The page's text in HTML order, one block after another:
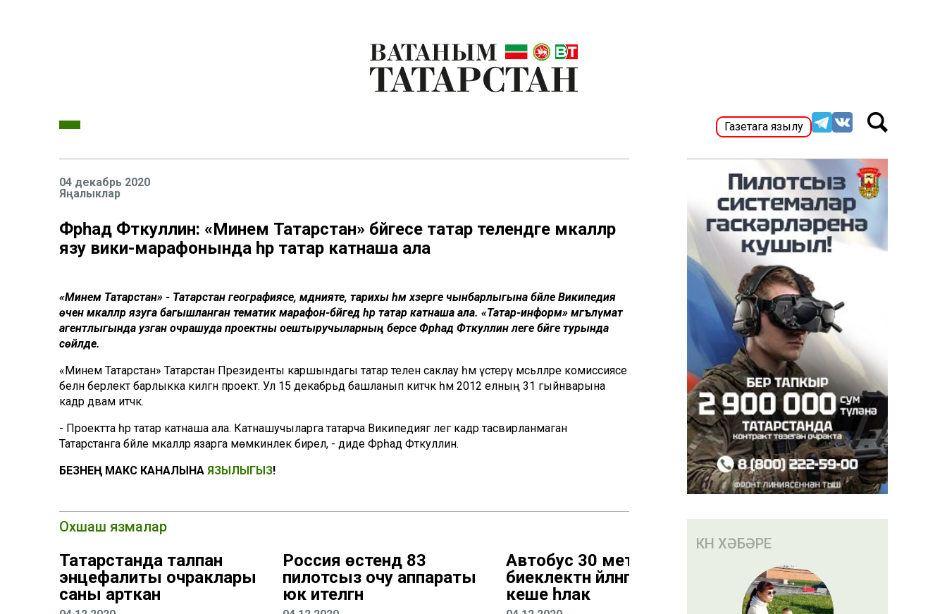
Газетага язылу
04 декабрь 2020
Яңалыклар
Фәрһад Фәткуллин: «Минем Татарстан» бәйгесе татар телендәге мәкаләләр
язу вики-марафонында һәр татар катнаша ала
«Минем Татарстан» - Татарстан географиясе, мәдәнияте, тарихы һәм хәзерге чынбарлыгына бәйле Википедия
өчен мәкаләләр язуга багышланган тематик марафон-бәйгедә һәр татар катнаша ала. «Татар-информ» мәгълүмат
агентлыгында узган очрашуда проектны оештыручыларның берсе Фәрһад Фәткуллин әлеге бәйге турында
сөйләде.
«Минем Татарстан» Татарстан Президенты каршындагы татар телен саклау һәм үстерү мәсьәләләре комиссиясе
белән берлектә барлыкка килгән проект. Ул 15 декабрьдә башланып китәчәк һәм 2012 елның 31 гыйнварына
кадәр дәвам итәчәк.
- Проектта һәр татар катнаша ала. Катнашучыларга татарча Википедиягә әлегә кадәр тасвирланмаган
Татарстанга бәйле мәкаләләр язарга мөмкинлек бирелә, - диде Фәрһад Фәткуллин.
БЕЗНЕҢ МАКС КАНАЛЫНА ЯЗЫЛЫГЫЗ!
Охшаш язмалар
Татарстанда талпан
энцефалиты очраклары
саны арткан
Россия өстендә 83
пилотсыз очу аппараты
юк ителгән
Автобус 30 метр
биеклектән әйләнгән: җиде
кеше һәлак
КӨН ХӘБӘРЕ